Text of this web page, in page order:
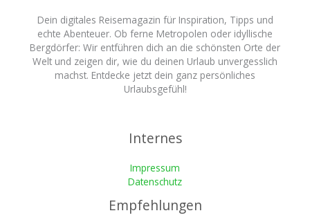
Dein digitales Reisemagazin für Inspiration, Tipps und
echte Abenteuer. Ob ferne Metropolen oder idyllische
Bergdörfer: Wir entführen dich an die schönsten Orte der
Welt und zeigen dir, wie du deinen Urlaub unvergesslich
machst. Entdecke jetzt dein ganz persönliches
Urlaubsgefühl!
Internes
Impressum
Datenschutz
Empfehlungen